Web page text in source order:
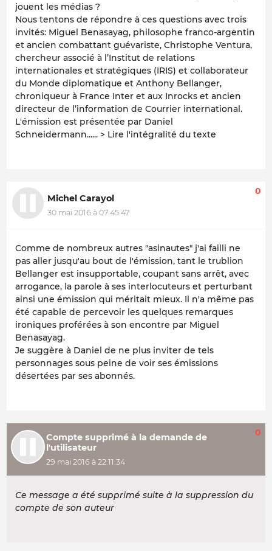
jouent les médias ?
Nous tentons de répondre à ces questions avec trois
invités: Miguel Benasayag, philosophe franco-argentin
et ancien combattant guévariste, Christophe Ventura,
chercheur associé à l’Institut de relations
internationales et stratégiques (IRIS) et collaborateur
du Monde diplomatique et Anthony Bellanger,
chroniqueur à France Inter et aux Inrocks et ancien
directeur de l’information de Courrier international.
L'émission est présentée par Daniel
Schneidermann...... > Lire l'intégralité du texte
Michel Carayol
30 mai 2016 à 07:45:47
0
Comme de nombreux autres "asinautes" j'ai failli ne
pas aller jusqu'au bout de l'émission, tant le trublion
Bellanger est insupportable, coupant sans arrêt, avec
arrogance, la parole à ses interlocuteurs et perturbant
ainsi une émission qui méritait mieux. Il n'a même pas
été capable de percevoir les quelques remarques
ironiques proférées à son encontre par Miguel
Benasayag.
Je suggère à Daniel de ne plus inviter de tels
personnages sous peine de voir ses émissions
désertées par ses abonnés.
Compte supprimé à la demande de
l'utilisateur
29 mai 2016 à 22:11:34
0
Ce message a été supprimé suite à la suppression du
compte de son auteur